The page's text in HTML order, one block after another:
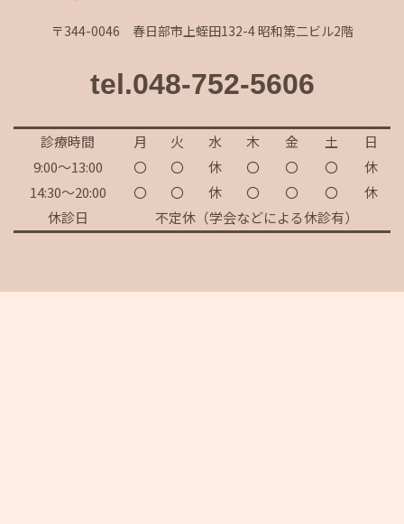
〒344-0046 春日部市上蛭田132-4 昭和第二ビル2階
tel.048-752-5606
診療時間 月 火 水 木 金 土
日
9:00～13:00
〇 〇 休 〇 〇 〇
休
14:30～20:00
〇 〇 休 〇 〇 〇
休
休診日
不定休（学会などによる休診有）